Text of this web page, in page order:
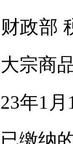
政部
宗商
年1
缴纳